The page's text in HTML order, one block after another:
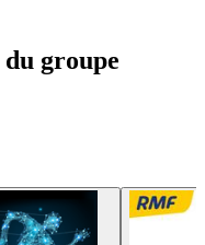
groupe